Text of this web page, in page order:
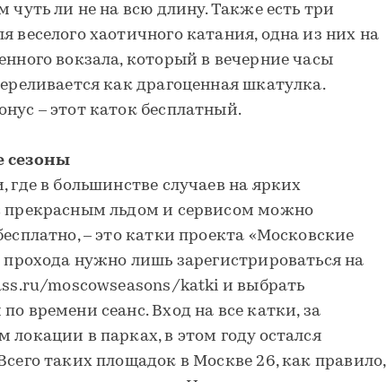
чуть ли не на всю длину. Также есть три
веселого хаотичного катания, одна из них на
вокзала, который в вечерние часы
как драгоценная шкатулка.
– этот каток бесплатный.
сезоны
где в большинстве случаев на ярких
прекрасным льдом и сервисом можно
– это катки проекта «Московские
прохода нужно лишь зарегистрироваться на
moscowseasons/katki и выбрать
времени сеанс. Вход на все катки, за
локации в парках, в этом году остался
таких площадок в Москве 26, как правило,